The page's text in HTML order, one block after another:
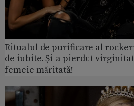
Ritualul de purificare al
de iubite. Și-a pierdut
femeie măritată!